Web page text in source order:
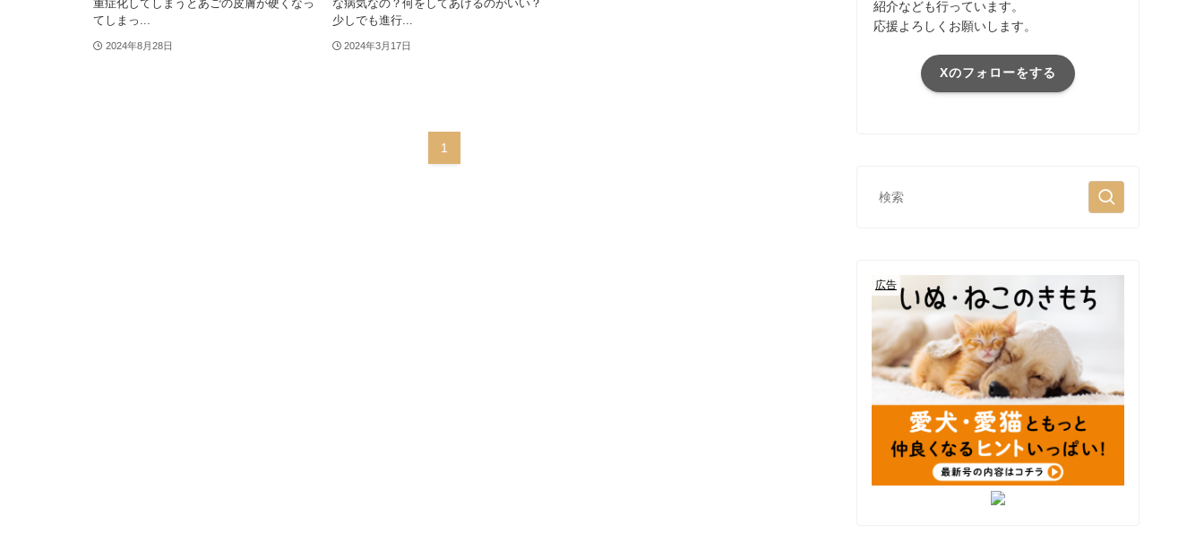
重症化してしまうとあごの皮膚が硬くなっ
てしまっ...
2024年8月28日
な病気なの？何をしてあげるのがいい？
少しでも進行...
2024年3月17日
1
紹介なども行っています。
応援よろしくお願いします。
Xのフォローをする